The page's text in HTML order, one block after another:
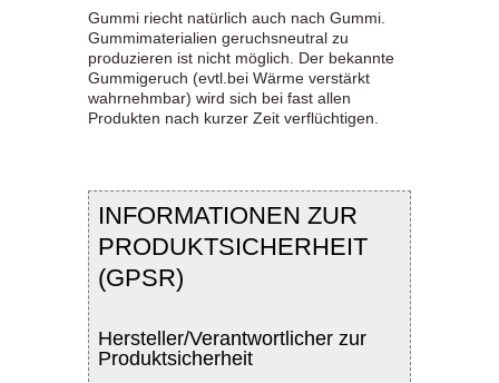
Gummi riecht natürlich auch nach Gummi.
Gummimaterialien geruchsneutral zu
produzieren ist nicht möglich. Der bekannte
Gummigeruch (evtl.bei Wärme verstärkt
wahrnehmbar) wird sich bei fast allen
Produkten nach kurzer Zeit verflüchtigen.
INFORMATIONEN ZUR
PRODUKTSICHERHEIT
(GPSR)
Hersteller/Verantwortlicher zur
Produktsicherheit